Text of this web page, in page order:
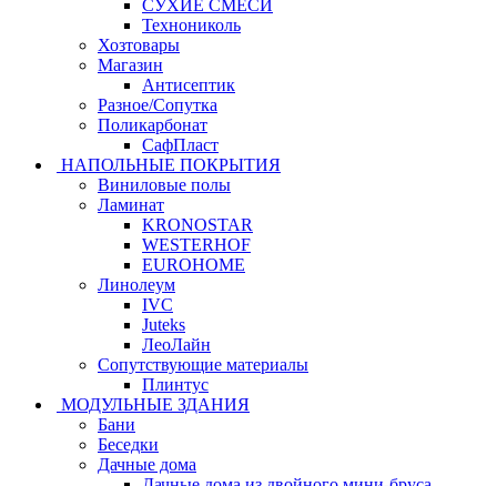
СУХИЕ СМЕСИ
Технониколь
Хозтовары
Магазин
Антисептик
Разное/Сопутка
Поликарбонат
СафПласт
НАПОЛЬНЫЕ ПОКРЫТИЯ
Виниловые полы
Ламинат
KRONOSTAR
WESTERHOF
EUROHOME
Линолеум
IVC
Juteks
ЛеоЛайн
Сопутствующие материалы
Плинтус
МОДУЛЬНЫЕ ЗДАНИЯ
Бани
Беседки
Дачные дома